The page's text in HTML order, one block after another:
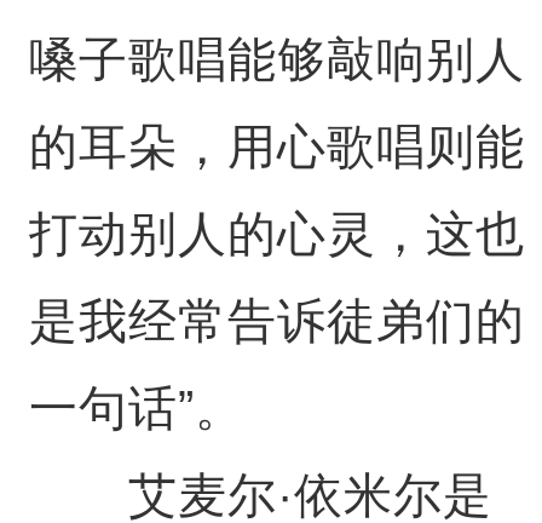
嗓子歌唱能够敲响别人
的耳朵，用心歌唱则能
打动别人的心灵，这也
是我经常告诉徒弟们的
一句话”。
艾麦尔·依米尔是